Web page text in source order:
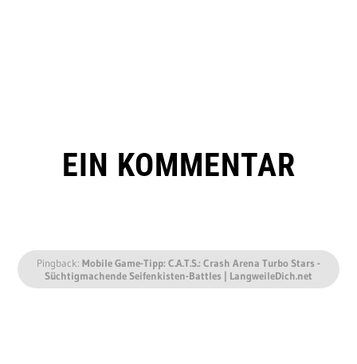
EIN KOMMENTAR
Pingback: Mobile Game-Tipp: C.A.T.S.: Crash Arena Turbo Stars -
Süchtigmachende Seifenkisten-Battles | LangweileDich.net